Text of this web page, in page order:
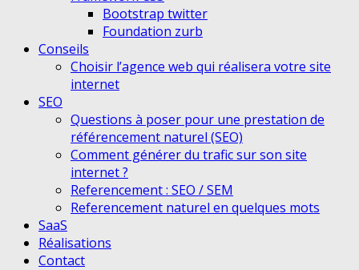
Bootstrap twitter
Foundation zurb
Conseils
Choisir l’agence web qui réalisera votre site
internet
SEO
Questions à poser pour une prestation de
référencement naturel (SEO)
Comment générer du trafic sur son site
internet ?
Referencement : SEO / SEM
Referencement naturel en quelques mots
SaaS
Réalisations
Contact